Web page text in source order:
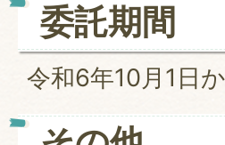
委託期間
令和6年10月1日